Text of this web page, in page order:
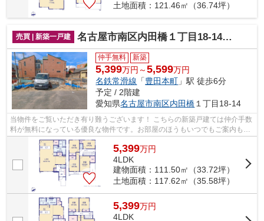
土地面積：121.46㎡（36.74坪）
売買 | 新築一戸建 名古屋市南区内田橋１丁目18-14『仲介料無料』新築戸建て
仲手無料 新築
5,399万円～5,599万円
名鉄常滑線 「豊田本町 」駅 徒歩6分
予定 / 2階建
愛知県名古屋市南区内田橋 １丁目18-14
当物件をご覧いただき有り難うございます！ こちらの新築戸建ては仲介手数
料が無料になっている優良な物件です。お部屋のほうもいつでもご案内もさ
せて頂きますのでお気軽にお問合せ下...
5,399万円
4LDK
建物面積：111.50㎡（33.72坪）
土地面積：117.62㎡（35.58坪）
5,399万円
4LDK